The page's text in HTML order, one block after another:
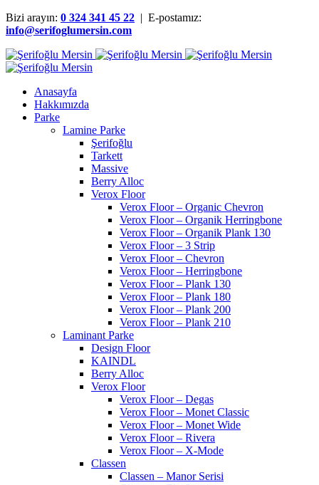
Bizi arayın: 0 324 341 45 22 | E-postamız:
info@serifoglumersin.com
Anasayfa
Hakkımızda
Parke
Lamine Parke
Şerifoğlu
Tarkett
Massive
Berry Alloc
Verox Floor
Verox Floor – Organic Chevron
Verox Floor – Organik Herringbone
Verox Floor – Organik Plank 130
Verox Floor – 3 Strip
Verox Floor – Chevron
Verox Floor – Herringbone
Verox Floor – Plank 130
Verox Floor – Plank 180
Verox Floor – Plank 200
Verox Floor – Plank 210
Laminant Parke
Design Floor
KAINDL
Berry Alloc
Verox Floor
Verox Floor – Degas
Verox Floor – Monet Classic
Verox Floor – Monet Wide
Verox Floor – Rivera
Verox Floor – X-Mode
Classen
Classen – Manor Serisi